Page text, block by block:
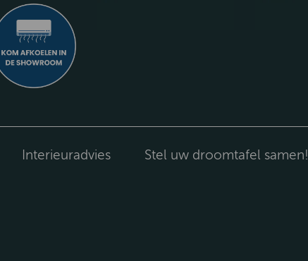
Interieuradvies Stel uw droomtafel samen!